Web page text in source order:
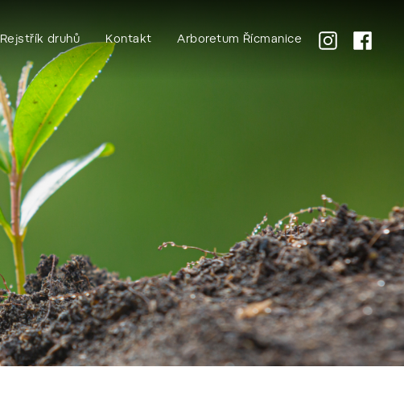
Rejstřík druhů Kontakt Arboretum Řícmanice